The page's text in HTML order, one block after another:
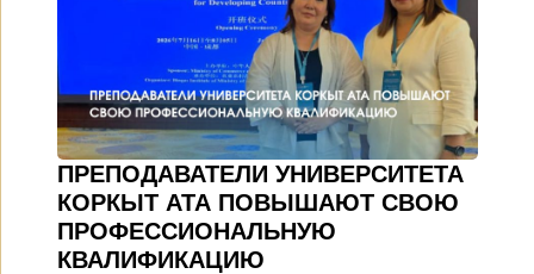
ПРЕПОДАВАТЕЛИ УНИВЕРСИТЕТА
КОРКЫТ АТА ПОВЫШАЮТ СВОЮ
ПРОФЕССИОНАЛЬНУЮ
КВАЛИФИКАЦИЮ